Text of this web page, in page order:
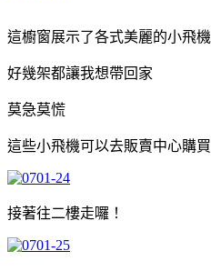
這櫥窗展示了各式美麗的小飛機
好幾架都讓我想帶回家
莫急莫慌
這些小飛機可以去販賣中心購買
接著往二樓走囉！